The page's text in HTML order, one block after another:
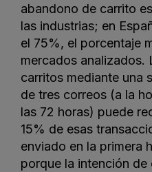
abandono de carrito
las industrias; en
el 75%, el porcentaje
mercados analizados.
carritos mediante una
de tres correos (a la
las 72 horas) puede
15% de esas
enviado en la primera
porque la intención